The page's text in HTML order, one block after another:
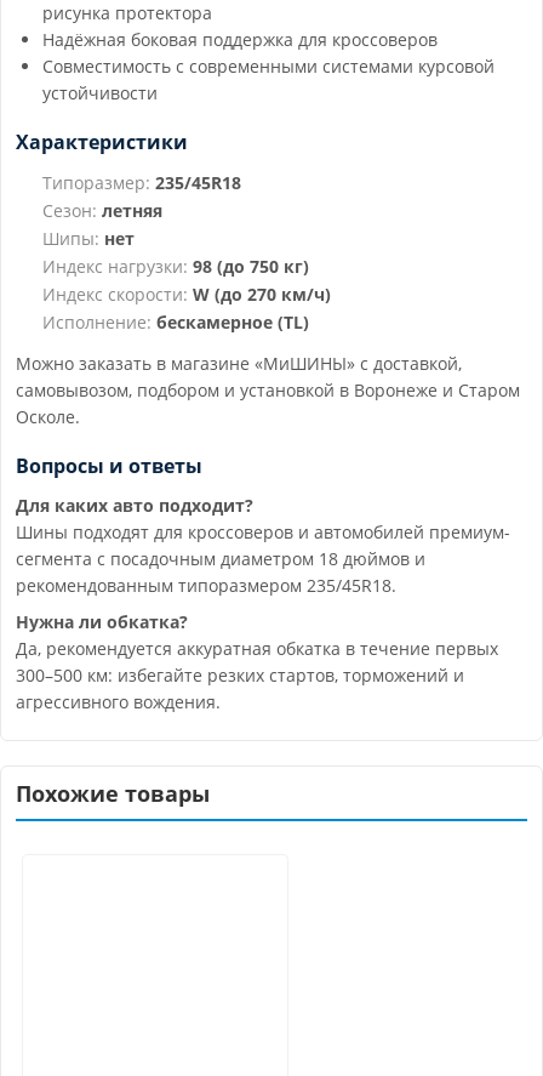
рисунка протектора
Надёжная боковая поддержка для кроссоверов
Совместимость с современными системами курсовой
устойчивости
Характеристики
Типоразмер: 235/45R18
Сезон: летняя
Шипы: нет
Индекс нагрузки: 98 (до 750 кг)
Индекс скорости: W (до 270 км/ч)
Исполнение: бескамерное (TL)
Можно заказать в магазине «МиШИНЫ» с доставкой,
самовывозом, подбором и установкой в Воронеже и Старом
Осколе.
Вопросы и ответы
Для каких авто подходит?
Шины подходят для кроссоверов и автомобилей премиум-
сегмента с посадочным диаметром 18 дюймов и
рекомендованным типоразмером 235/45R18.
Нужна ли обкатка?
Да, рекомендуется аккуратная обкатка в течение первых
300–500 км: избегайте резких стартов, торможений и
агрессивного вождения.
Похожие товары